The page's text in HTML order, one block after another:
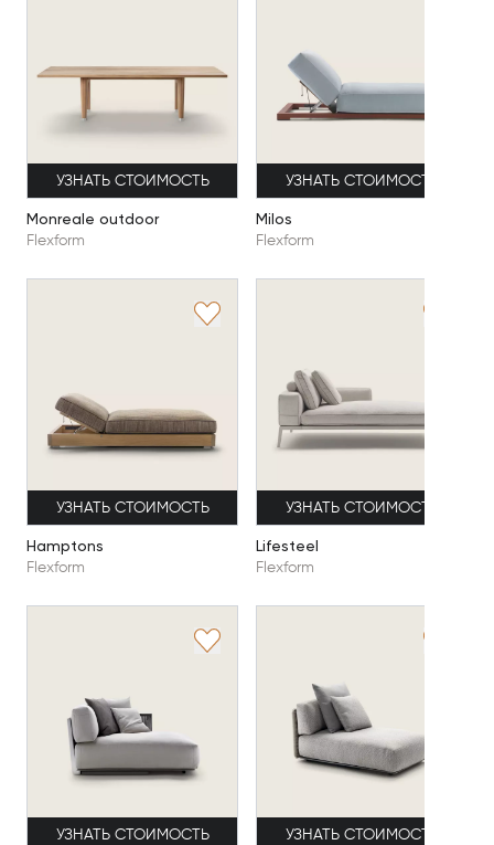
УЗНАТЬ СТОИМОСТЬ
Monreale outdoor
Flexform
УЗНАТЬ СТОИМОСТЬ
Milos
Flexform
УЗНАТЬ СТОИМОСТЬ
Hamptons
Flexform
УЗНАТЬ СТОИМОСТЬ
Lifesteel
Flexform
УЗНАТЬ СТОИМОСТЬ УЗНАТЬ СТОИМОСТЬ